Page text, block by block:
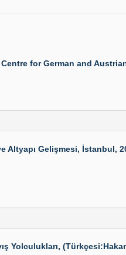
for German and
Altyapı Gelişmesi, İstanbul,
Yolculukları,